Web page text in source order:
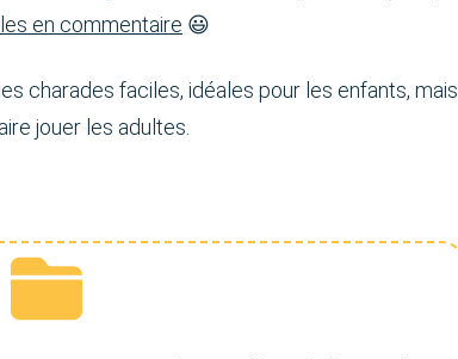
en commentaire 😃
charades faciles, idéales pour les enfants, mais
jouer les adultes.